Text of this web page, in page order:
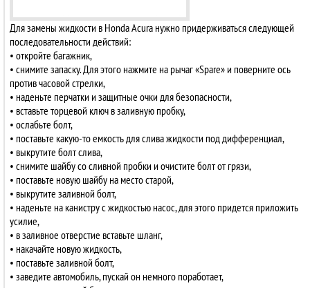
Для замены жидкости в Honda Acura нужно придерживаться следующей
последовательности действий:
• откройте багажник,
• снимите запаску. Для этого нажмите на рычаг «Spare» и поверните ось
против часовой стрелки,
• наденьте перчатки и защитные очки для безопасности,
• вставьте торцевой ключ в заливную пробку,
• ослабьте болт,
• поставьте какую-то емкость для слива жидкости под дифференциал,
• выкрутите болт слива,
• снимите шайбу со сливной пробки и очистите болт от грязи,
• поставьте новую шайбу на место старой,
• выкрутите заливной болт,
• наденьте на канистру с жидкостью насос, для этого придется приложить
усилие,
• в заливное отверстие вставьте шланг,
• накачайте новую жидкость,
• поставьте заливной болт,
• заведите автомобиль, пускай он немного поработает,